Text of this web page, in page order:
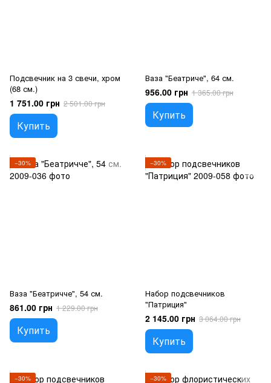
Подсвечник на 3 свечи, хром
(68 см.)
1 751.00 грн 2 501.00 грн
Купить
Ваза "Беатриче", 64 см.
956.00 грн 1 365.00 грн
Купить
−30%
Ваза "Беатричче", 54 см.
861.00 грн 1 229.00 грн
Купить
−30%
Набор подсвечников
"Патриция"
2 145.00 грн 3 064.00 грн
Купить
−30% −30%